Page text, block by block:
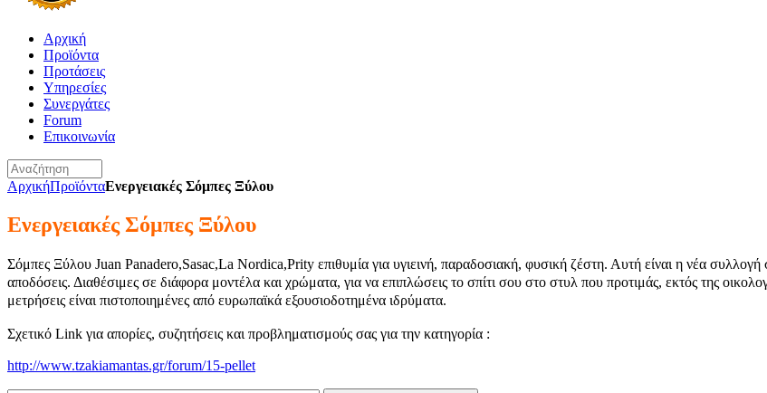
Αρχική
Προϊόντα
Προτάσεις
Υπηρεσίες
Συνεργάτες
Forum
Επικοινωνία
ΑρχικήΠροϊόνταΕνεργειακές Σόμπες Ξύλου
Ενεργειακές Σόμπες Ξύλου
Σόμπες Ξύλου Juan Panadero,Sasac,La Nordica,Prity επιθυμία για υγιεινή, παραδοσιακή, φυσική ζέστη. Αυτή είναι η νέα
αποδόσεις. Διαθέσιμες σε διάφορα μοντέλα και χρώματα, για να επιπλώσεις το σπίτι σου στο στυλ που προτιμάς, εκτός της
μετρήσεις είναι πιστοποιημένες από ευρωπαϊκά εξουσιοδοτημένα ιδρύματα.
Σχετικό Link για απορίες, συζητήσεις και προβληματισμούς σας για την κατηγορία :
http://www.tzakiamantas.gr/forum/15-pellet